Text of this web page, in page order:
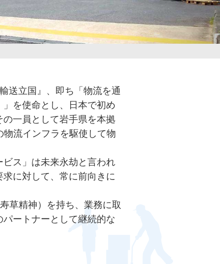
送立国』、即ち「物流を通
を使命とし、日本で初め
一員として岩手県を本拠
流インフラを駆使して物
ス」は未来永劫と言われ
に対して、常に前向きに
草精神）を持ち、業務に取
ートナーとして継続的な